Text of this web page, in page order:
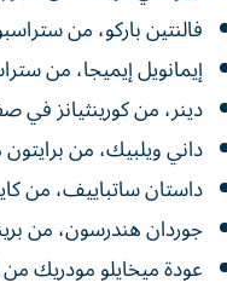
فالنتين باركو، من ستراسبورج
إيمانويل إيميجا، من ستراسبورج
دينر، من كورينثيانز في
داني ويلبيك، من برايتون مقابل 6
داستان ساتباييف، من كايرات
جوردان هندرسون، من
عودة ميخايلو مودريك